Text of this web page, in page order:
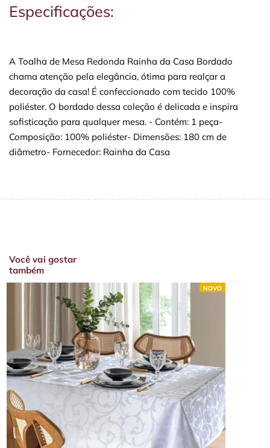
Especificações:
A Toalha de Mesa Redonda Rainha da Casa Bordado
chama atenção pela elegância, ótima para realçar a
decoração da casa! É confeccionado com tecido 100%
poliéster. O bordado dessa coleção é delicada e inspira
sofisticação para qualquer mesa. - Contém: 1 peça-
Composição: 100% poliéster- Dimensões: 180 cm de
diâmetro- Fornecedor: Rainha da Casa
Você vai gostar
também
NOVO